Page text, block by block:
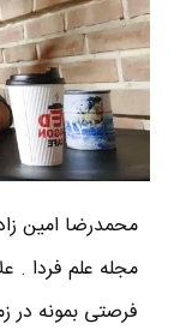
محمدرضا امين
مجله علم فردا .
فرصتی بمونه در